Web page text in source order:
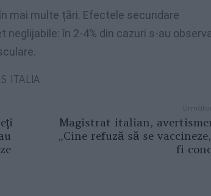
mai multe țări. Efectele secundare
în 2-4% din cazuri s-au
ITALIA
Magistrat italian,
„Cine refuză să se
fi